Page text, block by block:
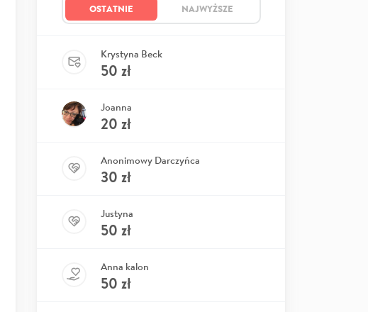
OSTATNIE NAJWYŻSZE
Krystyna Beck
50 zł
Joanna
20 zł
Anonimowy Darczyńca
30 zł
Justyna
50 zł
Anna kalon
50 zł